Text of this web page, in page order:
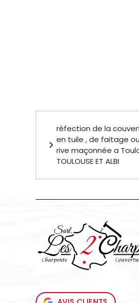
réfection de la
en tuile , de faitage
rive maçonnée a
TOULOUSE ET ALBI